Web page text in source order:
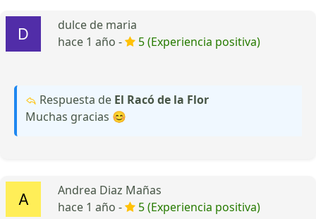
dulce de maria
hace 1 año -
5 (Experiencia positiva)
Respuesta de El Racó de la Flor
Muchas gracias 😊
Andrea Diaz Mañas
hace 1 año -
5 (Experiencia positiva)